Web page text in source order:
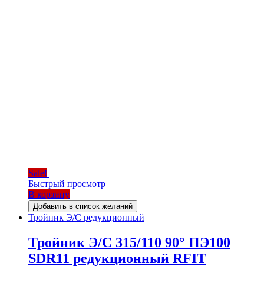
Sale!
Быстрый просмотр
В корзину
Добавить в список желаний
Тройник Э/С редукционный
Тройник Э/С 315/110 90° ПЭ100
SDR11 редукционный RFIT